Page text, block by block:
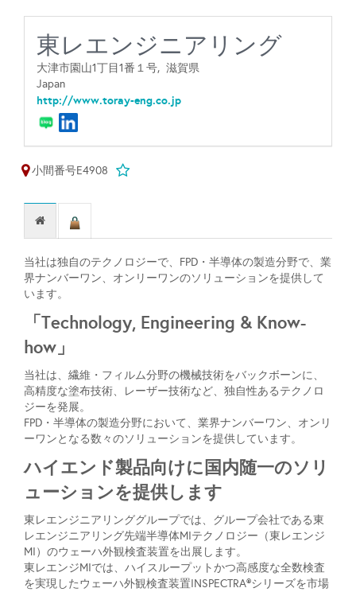
東レエンジニアリング
大津市園山1丁目1番１号, 滋賀県
Japan
http://www.toray-eng.co.jp
小間番号E4908
当社は独自のテクノロジーで、FPD・半導体の製造分野で、業
界ナンバーワン、オンリーワンのソリューションを提供して
います。
「Technology, Engineering & Know-
how」
当社は、繊維・フィルム分野の機械技術をバックボーンに、
高精度な塗布技術、レーザー技術など、独自性あるテクノロ
ジーを発展。
FPD・半導体の製造分野において、業界ナンバーワン、オンリ
ーワンとなる数々のソリューションを提供しています。
ハイエンド製品向けに国内随一のソリ
ューションを提供します
東レエンジニアリンググループでは、グループ会社である東
レエンジニアリング先端半導体MIテクノロジー（東レエンジ
MI）のウェーハ外観検査装置を出展します。
東レエンジMIでは、ハイスループットかつ高感度な全数検査
を実現したウェーハ外観検査装置INSPECTRA®シリーズを市場